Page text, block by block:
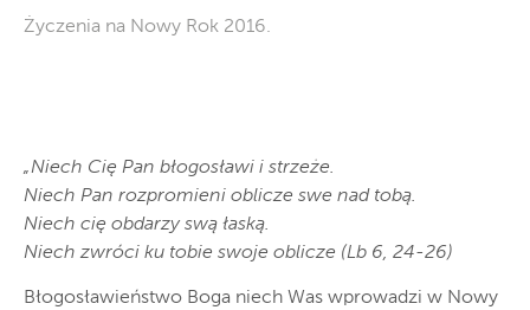
Życzenia na Nowy Rok 2016.
„Niech Cię Pan błogosławi i strzeże.
Niech Pan rozpromieni oblicze swe nad tobą.
Niech cię obdarzy swą łaską.
Niech zwróci ku tobie swoje oblicze (Lb 6, 24-26)
Błogosławieństwo Boga niech Was wprowadzi w Nowy